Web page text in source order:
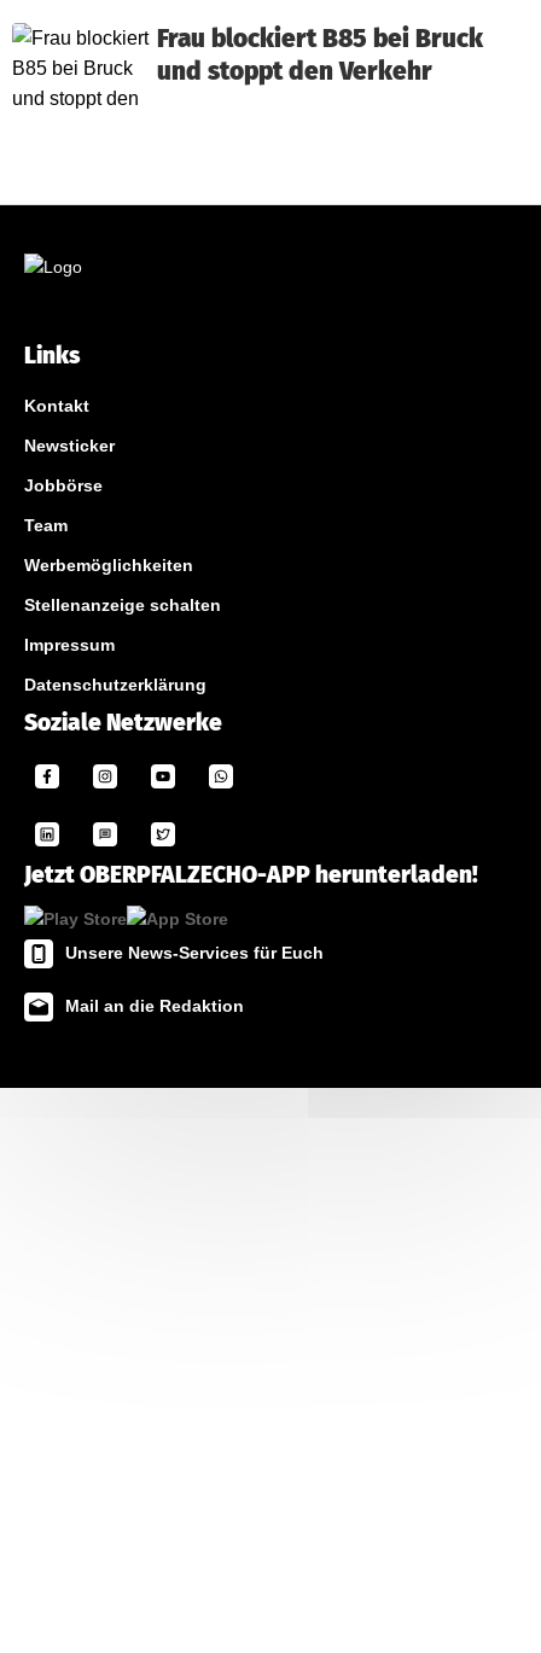
Frau blockiert B85 bei Bruck
und stoppt den Verkehr
Links
Kontakt
Newsticker
Jobbörse
Team
Werbemöglichkeiten
Stellenanzeige schalten
Impressum
Datenschutzerklärung
Soziale Netzwerke
Jetzt OBERPFALZECHO-APP herunterladen!
Unsere News-Services für Euch
Mail an die Redaktion